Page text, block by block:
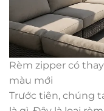
Rèm zipper có
màu mới
Trước tiên, chúng